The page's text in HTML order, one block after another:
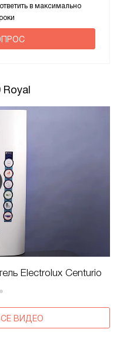
в максимально
Electrolux Centurio
ВИДЕО